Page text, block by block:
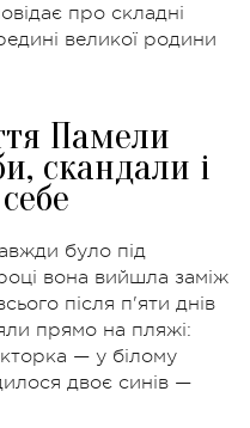
про складні
великої родини
Памели
скандали і
було під
вона вийшла заміж
після п'яти днів
прямо на пляжі:
— у білому
двоє синів —